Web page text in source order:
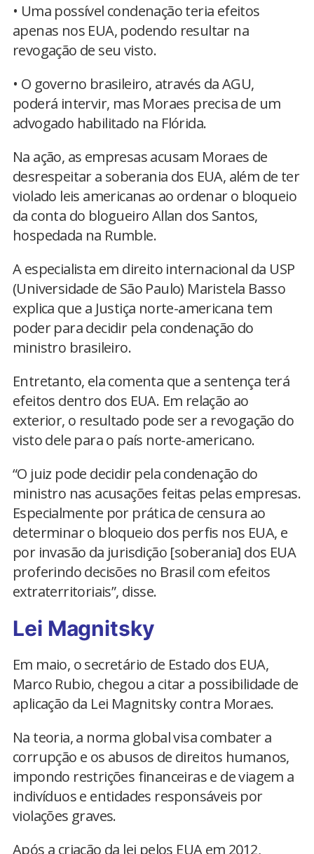
• Uma possível condenação teria efeitos
apenas nos EUA, podendo resultar na
revogação de seu visto.
• O governo brasileiro, através da AGU,
poderá intervir, mas Moraes precisa de um
advogado habilitado na Flórida.
Na ação, as empresas acusam Moraes de
desrespeitar a soberania dos EUA, além de ter
violado leis americanas ao ordenar o bloqueio
da conta do blogueiro Allan dos Santos,
hospedada na Rumble.
A especialista em direito internacional da USP
(Universidade de São Paulo) Maristela Basso
explica que a Justiça norte-americana tem
poder para decidir pela condenação do
ministro brasileiro.
Entretanto, ela comenta que a sentença terá
efeitos dentro dos EUA. Em relação ao
exterior, o resultado pode ser a revogação do
visto dele para o país norte-americano.
“O juiz pode decidir pela condenação do
ministro nas acusações feitas pelas empresas.
Especialmente por prática de censura ao
determinar o bloqueio dos perfis nos EUA, e
por invasão da jurisdição [soberania] dos EUA
proferindo decisões no Brasil com efeitos
extraterritoriais”, disse.
Lei Magnitsky
Em maio, o secretário de Estado dos EUA,
Marco Rubio, chegou a citar a possibilidade de
aplicação da Lei Magnitsky contra Moraes.
Na teoria, a norma global visa combater a
corrupção e os abusos de direitos humanos,
impondo restrições financeiras e de viagem a
indivíduos e entidades responsáveis ​​por
violações graves.
Após a criação da lei pelos EUA em 2012,